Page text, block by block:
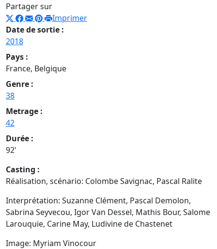
Partager sur
Imprimer
Date de sortie :
2018
Pays :
France, Belgique
Genre :
38
Metrage :
42
Durée :
92'
Casting :
Réalisation, scénario: Colombe Savignac, Pascal Ralite
Interprétation: Suzanne Clément, Pascal Demolon,
Sabrina Seyvecou, Igor Van Dessel, Mathis Bour, Salome
Larouquie, Carine May, Ludivine de Chastenet
Image: Myriam Vinocour